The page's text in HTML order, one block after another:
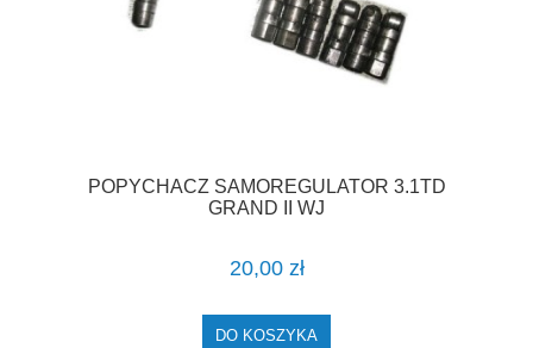
POPYCHACZ SAMOREGULATOR 3.1TD
GRAND II WJ
20,00 zł
DO KOSZYKA